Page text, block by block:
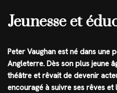
Jeunesse et
Peter Vaughan est né dans une
Angleterre. Dès son plus jeune
théâtre et rêvait de devenir
encouragé à suivre ses rêves